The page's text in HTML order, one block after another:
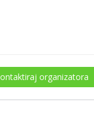
organizatora